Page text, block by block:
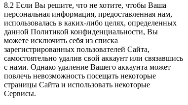
8.2 Если Вы решите, что не хотите, чтобы Ваша
персональная информация, предоставленная нам,
использовалась в каких-либо целях, определенных
данной Политикой конфиденциальности, Вы
можете исключить себя из списка
зарегистрированных пользователей Сайта,
самостоятельно удалив свой аккаунт или связавшись
с нами. Однако удаление Вашего аккаунта может
повлечь невозможность посещать некоторые
страницы Сайта и использовать некоторые
Сервисы.